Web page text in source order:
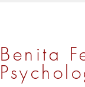
Benita